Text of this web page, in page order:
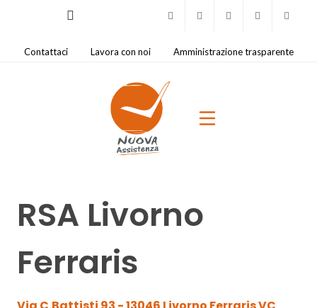
Contattaci Lavora con noi Amministrazione trasparente
FacebookInstagramYoutube
RSA Livorno
Ferraris